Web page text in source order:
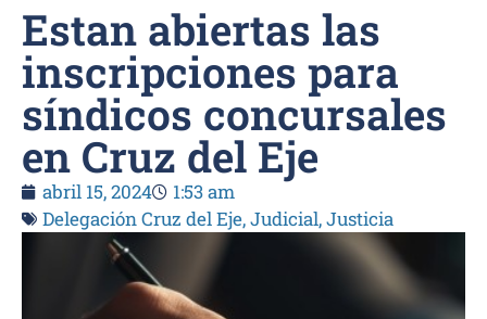
Estan abiertas las
inscripciones para
síndicos concursales
en Cruz del Eje
abril 15, 2024
1:53 am
Delegación Cruz del Eje,Judicial,Justicia